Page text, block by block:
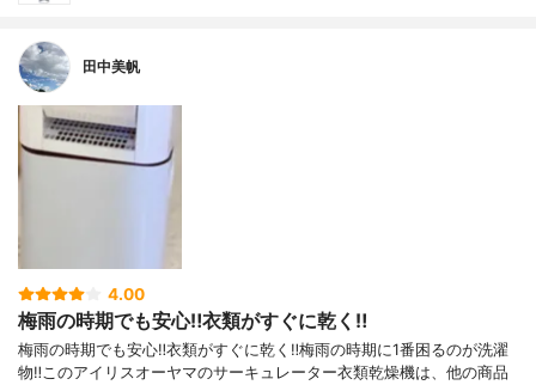
田中美帆
4.00
梅雨の時期でも安心‼︎衣類がすぐに乾く‼︎
梅雨の時期でも安心‼︎衣類がすぐに乾く‼︎梅雨の時期に1番困るのが洗濯
物‼︎このアイリスオーヤマのサーキュレーター衣類乾燥機は、他の商品